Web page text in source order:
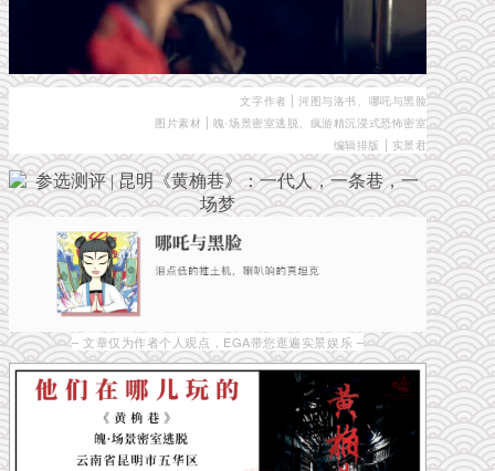
文字作者 | 河图与洛书、哪吒与黑脸
图片素材 | 魄·场景密室逃脱、疯游精沉浸式恐怖密室
编辑排版 | 实景君
– 文章仅为作者个人观点，EGA带您逛遍实景娱乐 –